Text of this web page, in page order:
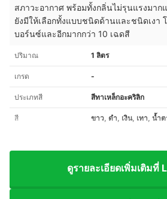
สภาวะอากาศ พร้อมทั้งกลิ่นไม่รุนแรงมาก
ยังมีให้เลือกทั้งแบบชนิดด้านและชนิดเงา
บอร์นซ์และอีกมากกว่า 10 เฉดสี
ปริมาณ 1 ลิตร
เกรด -
ประเภทสี สีทาเหล็กอะคริลิก
สี ขาว, ดำ, เงิน, เทา, น้ำ
ดูรายละเอียดเพิ่มเติมที่